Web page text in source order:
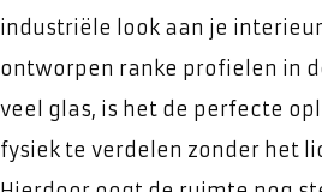
industriële look aan je
ontworpen ranke profielen in
veel glas, is het de perfecte
fysiek te verdelen zonder het